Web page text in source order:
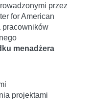
przez
for American
pracowników
menadżera
projektami